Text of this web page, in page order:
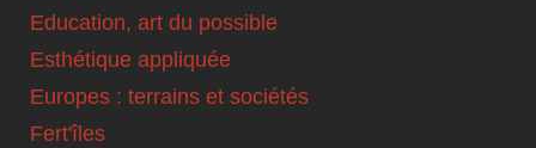
Education, art du possible
Esthétique appliquée
Europes : terrains et sociétés
Fert'îles